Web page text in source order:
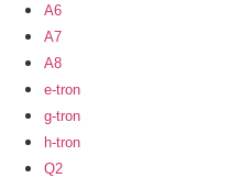
A6
A7
A8
e-tron
g-tron
h-tron
Q2